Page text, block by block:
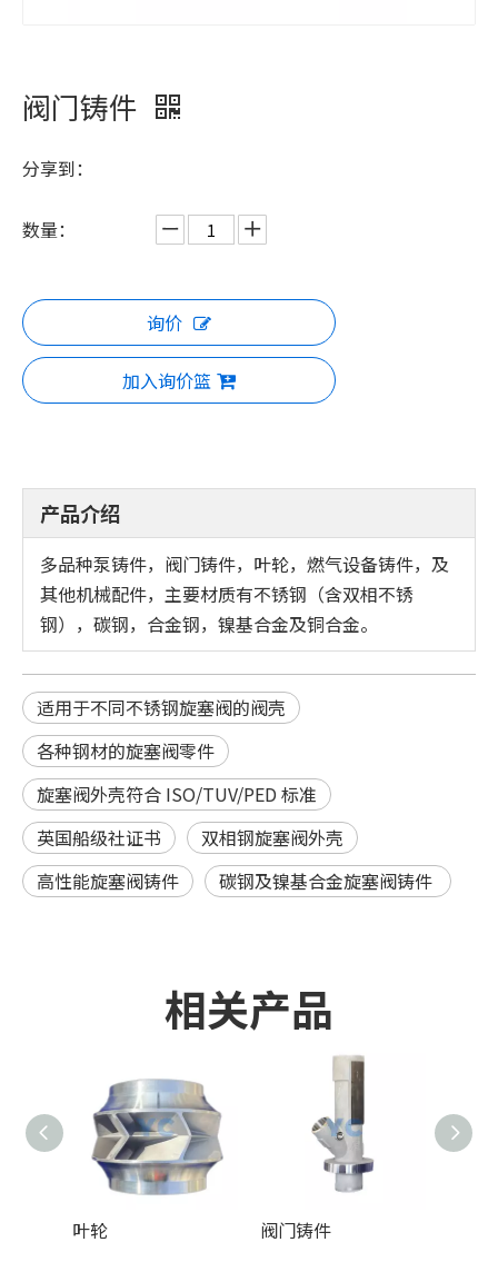
阀门铸件
分享到：
数量：
询价
加入询价篮
产品介绍
多品种泵铸件，阀门铸件，叶轮，燃气设备铸件，及
其他机械配件，主要材质有不锈钢（含双相不锈
钢），碳钢，合金钢，镍基合金及铜合金。
适用于不同不锈钢旋塞阀的阀壳
各种钢材的旋塞阀零件
旋塞阀外壳符合 ISO/TUV/PED 标准
英国船级社证书
双相钢旋塞阀外壳
高性能旋塞阀铸件
碳钢及镍基合金旋塞阀铸件
相关产品
叶轮 阀门铸件